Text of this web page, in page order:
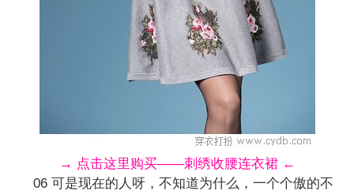
→ 点击这里购买——刺绣收腰连衣裙 ←
06 可是现在的人呀，不知道为什么，一个个傲的不